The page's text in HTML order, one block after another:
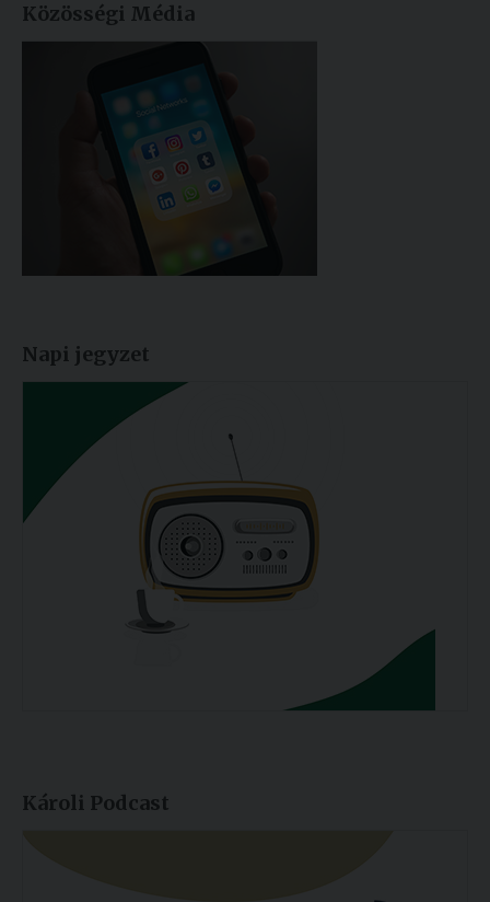
Közösségi Média
Napi jegyzet
Károli Podcast